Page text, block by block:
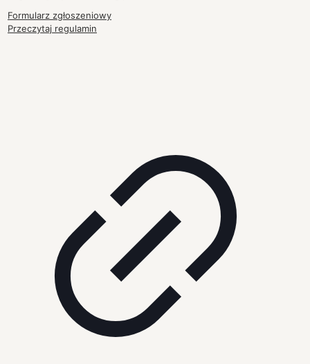
Formularz zgłoszeniowy
Przeczytaj regulamin